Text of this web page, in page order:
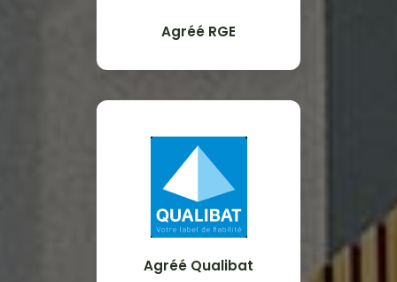
Agréé RGE
Agréé Qualibat